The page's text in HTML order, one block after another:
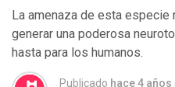
La amenaza de esta especie
generar una poderosa
hasta para los humanos.
Publicado hace 4 años